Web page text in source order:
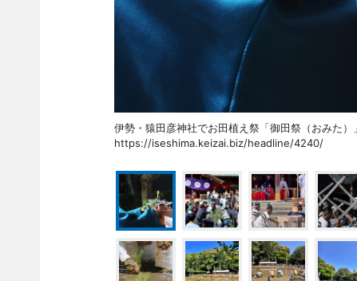
伊勢・猿田彦神社でお田植え祭「御田祭（おみた
https://iseshima.keizai.biz/headline/4240/